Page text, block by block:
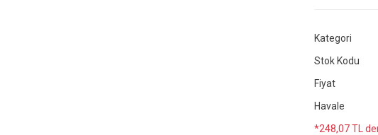
Kategori
Stok Kodu
Fiyat
Havale
*248,07 TL